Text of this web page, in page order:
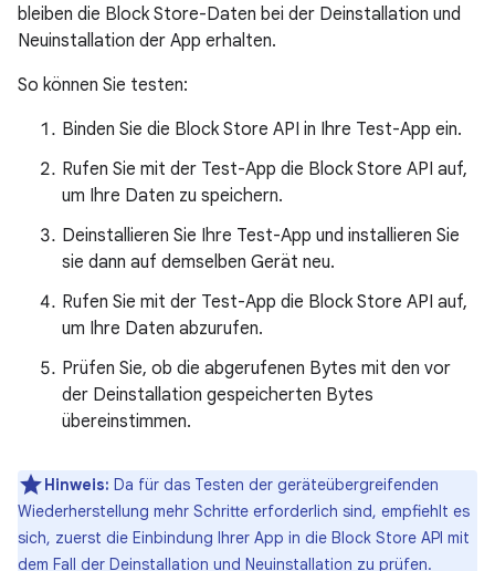
bleiben die Block Store-Daten bei der Deinstallation und
Neuinstallation der App erhalten.
So können Sie testen:
Binden Sie die Block Store API in Ihre Test-App ein.
Rufen Sie mit der Test-App die Block Store API auf,
um Ihre Daten zu speichern.
Deinstallieren Sie Ihre Test-App und installieren Sie
sie dann auf demselben Gerät neu.
Rufen Sie mit der Test-App die Block Store API auf,
um Ihre Daten abzurufen.
Prüfen Sie, ob die abgerufenen Bytes mit den vor
der Deinstallation gespeicherten Bytes
übereinstimmen.
Hinweis: Da für das Testen der geräteübergreifenden
Wiederherstellung mehr Schritte erforderlich sind, empfiehlt es
sich, zuerst die Einbindung Ihrer App in die Block Store API mit
dem Fall der Deinstallation und Neuinstallation zu prüfen.